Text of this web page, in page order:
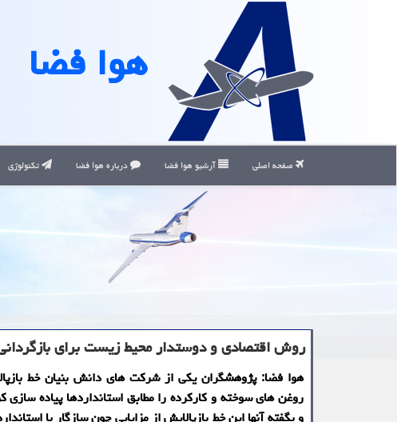
هوا فضا
صفحه اصلی آرشیو هوا فضا درباره هوا فضا تکنولوژی
روش اقتصادی و دوستدار محیط زیست برای
هوا فضا: پژوهشگران یکی از شرکت های دانش بنیان خط
روغن های سوخته و کارکرده را مطابق استانداردها پیاده سازی